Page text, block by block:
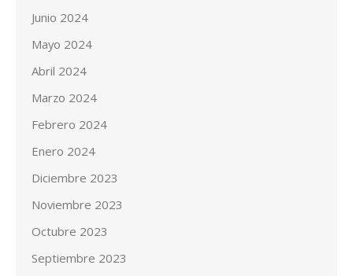
Junio 2024
Mayo 2024
Abril 2024
Marzo 2024
Febrero 2024
Enero 2024
Diciembre 2023
Noviembre 2023
Octubre 2023
Septiembre 2023